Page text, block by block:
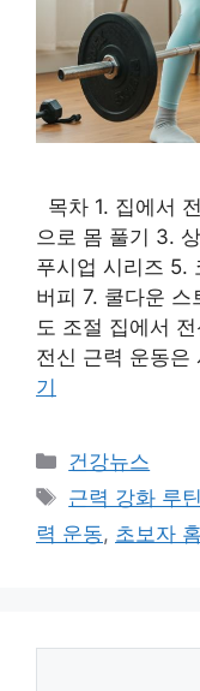
목차 1. 집에서
으로 몸 풀기 3.
푸시업 시리즈 5.
버피 7. 쿨다운
도 조절 집에서
전신 근력 운동
기
카
테
리
건강뉴스
태
그
근력 강화 루틴
력 운동, 초보자